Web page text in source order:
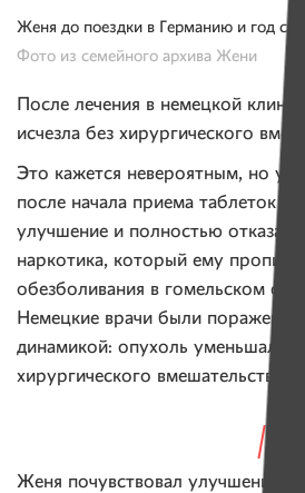
Женя до поездки в Германию и год
Фото из семейного архива Жени
После лечения в немецкой
исчезла без хирургического
Это кажется невероятным, но уже
после начала приема таблеток
улучшение и полностью
наркотика, который ему
обезболивания в гомельском
Немецкие врачи были поражены
динамикой: опухоль уменьшалась
хирургического вмешательства.
Женя почувствовал улучшение и